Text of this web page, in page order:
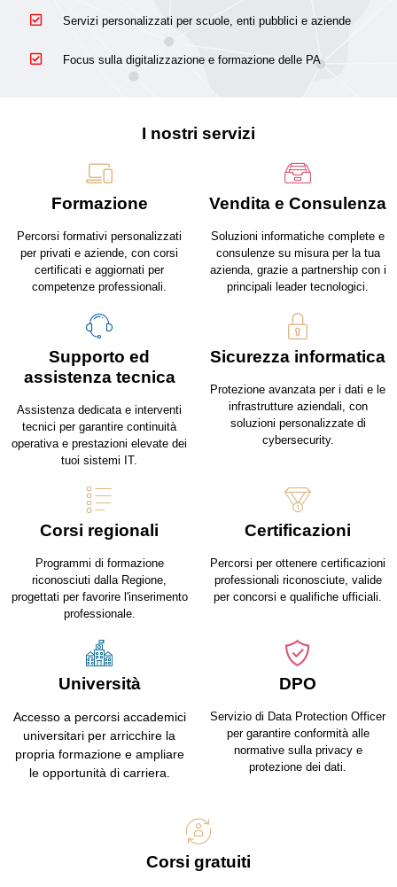
Servizi personalizzati per scuole, enti pubblici e aziende
Focus sulla digitalizzazione e formazione delle PA
I nostri servizi
Formazione
Percorsi formativi personalizzati
per privati e aziende, con corsi
certificati e aggiornati per
competenze professionali.
Vendita e Consulenza
Soluzioni informatiche complete e
consulenze su misura per la tua
azienda, grazie a partnership con i
principali leader tecnologici.
Supporto ed
assistenza tecnica
Assistenza dedicata e interventi
tecnici per garantire continuità
operativa e prestazioni elevate dei
tuoi sistemi IT.
Sicurezza informatica
Protezione avanzata per i dati e le
infrastrutture aziendali, con
soluzioni personalizzate di
cybersecurity.
Corsi regionali
Programmi di formazione
riconosciuti dalla Regione,
progettati per favorire l'inserimento
professionale.
Certificazioni
Percorsi per ottenere certificazioni
professionali riconosciute, valide
per concorsi e qualifiche ufficiali.
Università
Accesso a percorsi accademici
universitari per arricchire la
propria formazione e ampliare
le opportunità di carriera.
DPO
Servizio di Data Protection Officer
per garantire conformità alle
normative sulla privacy e
protezione dei dati.
Corsi gratuiti